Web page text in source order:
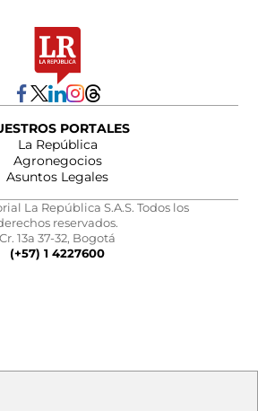
PORTALES
La República
Agronegocios
Asuntos Legales
La República S.A.S. Todos los
reservados.
Cr. 13a 37-32, Bogotá
(+57) 1 4227600